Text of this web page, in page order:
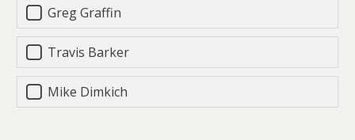
Greg Graffin
Travis Barker
Mike Dimkich